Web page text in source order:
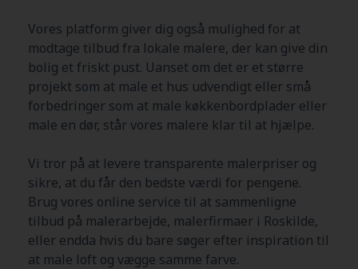
Vores platform giver dig også mulighed for at
modtage tilbud fra lokale malere, der kan give din
bolig et friskt pust. Uanset om det er et større
projekt som at male et hus udvendigt eller små
forbedringer som at male køkkenbordplader eller
male en dør, står vores malere klar til at hjælpe.
Vi tror på at levere transparente malerpriser og
sikre, at du får den bedste værdi for pengene.
Brug vores online service til at sammenligne
tilbud på malerarbejde, malerfirmaer i Roskilde,
eller endda hvis du bare søger efter inspiration til
at male loft og vægge samme farve.